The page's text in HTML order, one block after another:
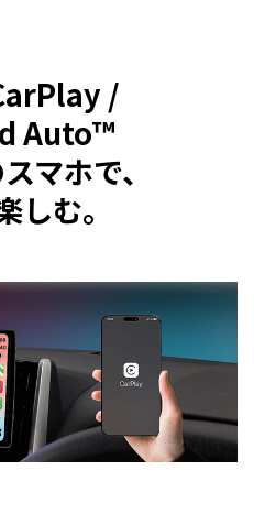
/
Auto™
マホで、
しむ。